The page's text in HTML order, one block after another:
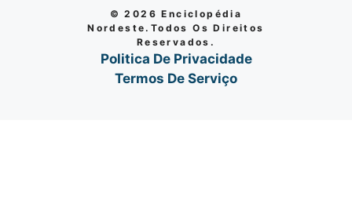
© 2026 Enciclopédia
Nordeste.Todos Os Direitos
Reservados.
Politica De Privacidade
Termos De Serviço